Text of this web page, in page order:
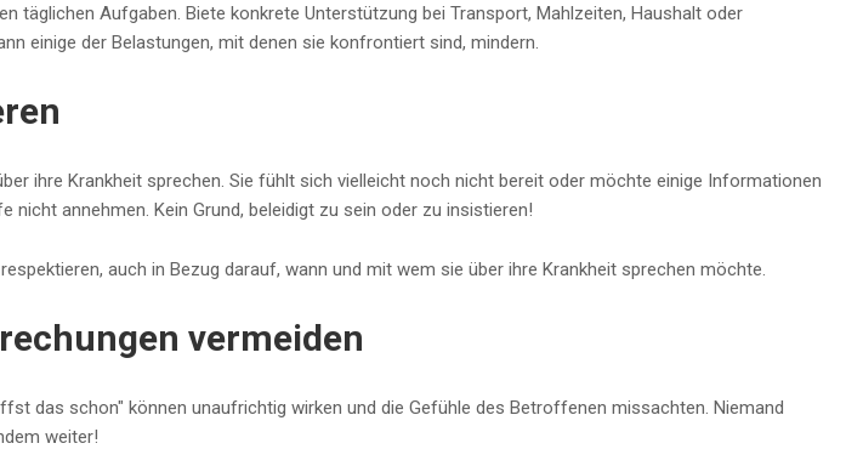
täglichen Aufgaben. Biete konkrete Unterstützung bei Transport, Mahlzeiten, Haushalt oder
einige der Belastungen, mit denen sie konfrontiert sind, mindern.
ihre Krankheit sprechen. Sie fühlt sich vielleicht noch nicht bereit oder möchte einige Informationen
annehmen. Kein Grund, beleidigt zu sein oder zu insistieren!
auch in Bezug darauf, wann und mit wem sie über ihre Krankheit sprechen möchte.
vermeiden
das schon" können unaufrichtig wirken und die Gefühle des Betroffenen missachten. Niemand
weiter!